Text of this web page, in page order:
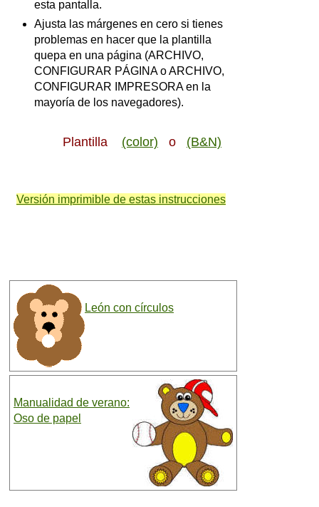
esta pantalla.
Ajusta las márgenes en cero si tienes
problemas en hacer que la plantilla
quepa en una página (ARCHIVO,
CONFIGURAR PÁGINA o ARCHIVO,
CONFIGURAR IMPRESORA en la
mayoría de los navegadores).
Plantilla (color) o (B&N)
Versión imprimible de estas instrucciones
León con círculos
Manualidad de verano:
Oso de papel